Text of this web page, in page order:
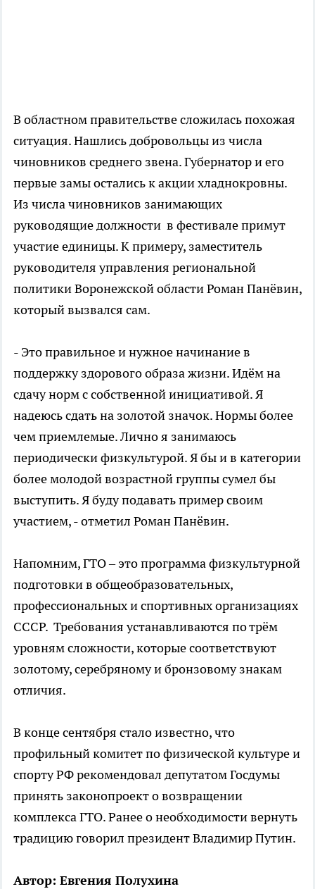
В областном правительстве сложилась похожая
ситуация. Нашлись добровольцы из числа
чиновников среднего звена. Губернатор и его
первые замы остались к акции хладнокровны.
Из числа чиновников занимающих
руководящие должности в фестивале примут
участие единицы. К примеру, заместитель
руководителя управления региональной
политики Воронежской области Роман Панёвин,
который вызвался сам.
- Это правильное и нужное начинание в
поддержку здорового образа жизни. Идём на
сдачу норм с собственной инициативой. Я
надеюсь сдать на золотой значок. Нормы более
чем приемлемые. Лично я занимаюсь
периодически физкультурой. Я бы и в категории
более молодой возрастной группы сумел бы
выступить. Я буду подавать пример своим
участием, - отметил Роман Панёвин.
Напомним, ГТО – это программа физкультурной
подготовки в общеобразовательных,
профессиональных и спортивных организациях
СССР. Требования устанавливаются по трём
уровням сложности, которые соответствуют
золотому, серебряному и бронзовому знакам
отличия.
В конце сентября стало известно, что
профильный комитет по физической культуре и
спорту РФ рекомендовал депутатом Госдумы
принять законопроект о возвращении
комплекса ГТО. Ранее о необходимости вернуть
традицию говорил президент Владимир Путин.
Автор: Евгения Полухина